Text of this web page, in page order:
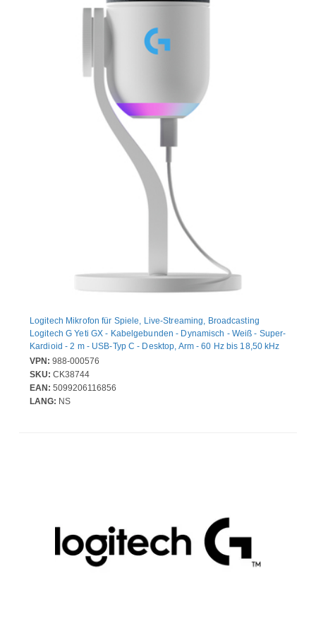
Logitech Mikrofon für Spiele, Live-Streaming, Broadcasting
Logitech G Yeti GX - Kabelgebunden - Dynamisch - Weiß - Super-
Kardioid - 2 m - USB-Typ C - Desktop, Arm - 60 Hz bis 18,50 kHz
VPN: 988-000576
SKU: CK38744
EAN: 5099206116856
LANG: NS